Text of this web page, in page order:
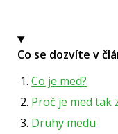
Co se dozvíte v
Co je med?
Proč je med tak
Druhy medu